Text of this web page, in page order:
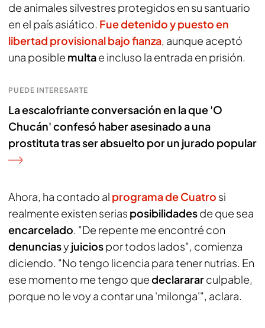
de animales silvestres protegidos en su santuario
en el país asiático. Fue detenido y puesto en
libertad provisional bajo fianza, aunque aceptó
una posible multae incluso la entrada en prisión.
PUEDE INTERESARTE
La escalofriante conversación en la que 'O
Chucán' confesó haber asesinado a una
prostituta tras ser absuelto por un jurado popular
Ahora, ha contado al programa de Cuatro si
realmente existen serias posibilidadesde que sea
encarcelado. "De repente me encontré con
denunciasy juiciospor todos lados", comienza
diciendo. "No tengo licencia para tener nutrias. En
ese momento me tengo quedeclarararculpable,
porque no le voy a contar una 'milonga'", aclara.